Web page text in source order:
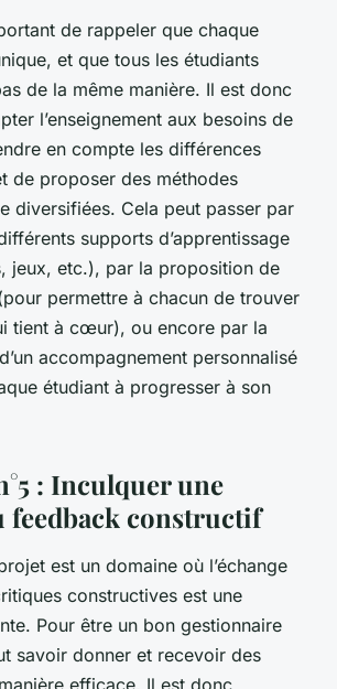
de rappeler que chaque
et que tous les étudiants
de la même manière. Il est donc
l’enseignement aux besoins de
en compte les différences
de proposer des méthodes
diversifiées. Cela peut passer par
supports d’apprentissage
jeux, etc.), par la proposition de
permettre à chacun de trouver
tient à cœur), ou encore par la
accompagnement personnalisé
étudiant à progresser à son
: Inculquer une
feedback constructif
est un domaine où l’échange
constructives est une
Pour être un bon gestionnaire
savoir donner et recevoir des
efficace. Il est donc